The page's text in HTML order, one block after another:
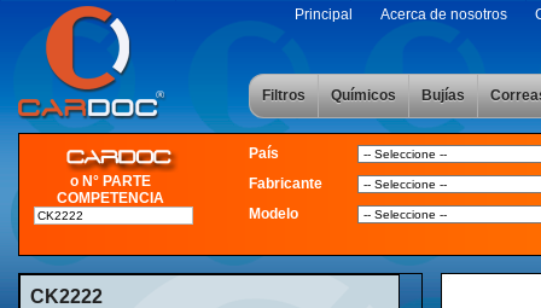
Principal Acerca de nosotros
Filtros Químicos Bujías
o N° PARTE
COMPETENCIA
País
Fabricante
Modelo
CK2222